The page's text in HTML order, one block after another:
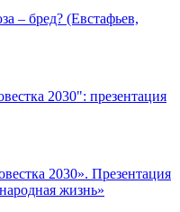
– бред? (Евстафьев,
2030": презентация
2030». Презентация
жизнь»